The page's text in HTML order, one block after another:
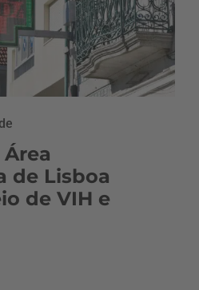
de Lisboa
de VIH e